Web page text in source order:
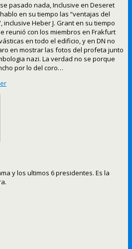
pasado nada, Inclusive en Deseret
en su tiempo las “ventajas del
inclusive Heber J. Grant en su tiempo
reunió con los miembros en Frakfurt
en todo el edificio, y en DN no
en mostrar las fotos del profeta junto
nazi. La verdad no se porque
por lo del coro…
y los ultimos 6 presidentes. Es la